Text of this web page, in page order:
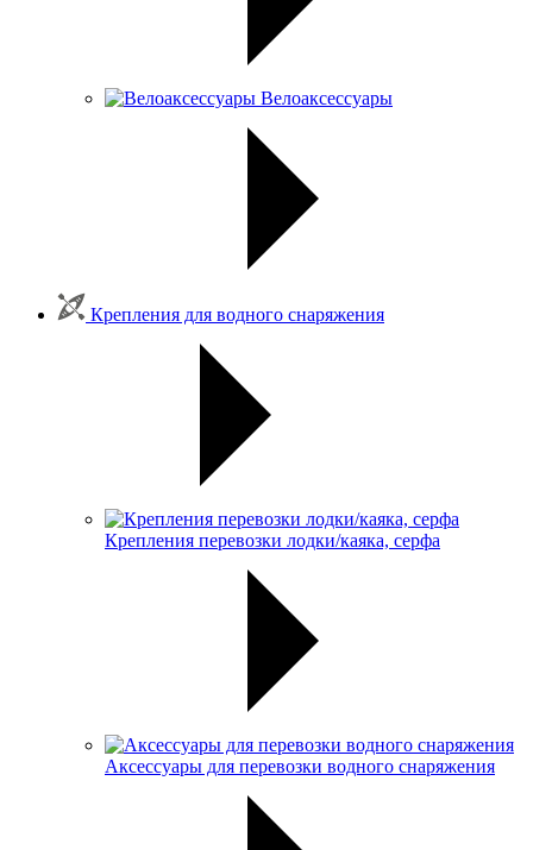
Велоаксессуары
Крепления для водного снаряжения
Крепления перевозки лодки/каяка, серфа
Аксессуары для перевозки водного снаряжения